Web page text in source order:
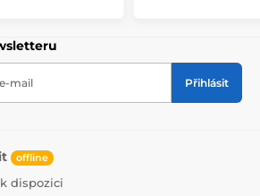
že je stěna hladká, čistá a
i prachu. Pro ideální výsledek
Odstranění tapety je rovněž
mail Přihlásit
offline
dispozici